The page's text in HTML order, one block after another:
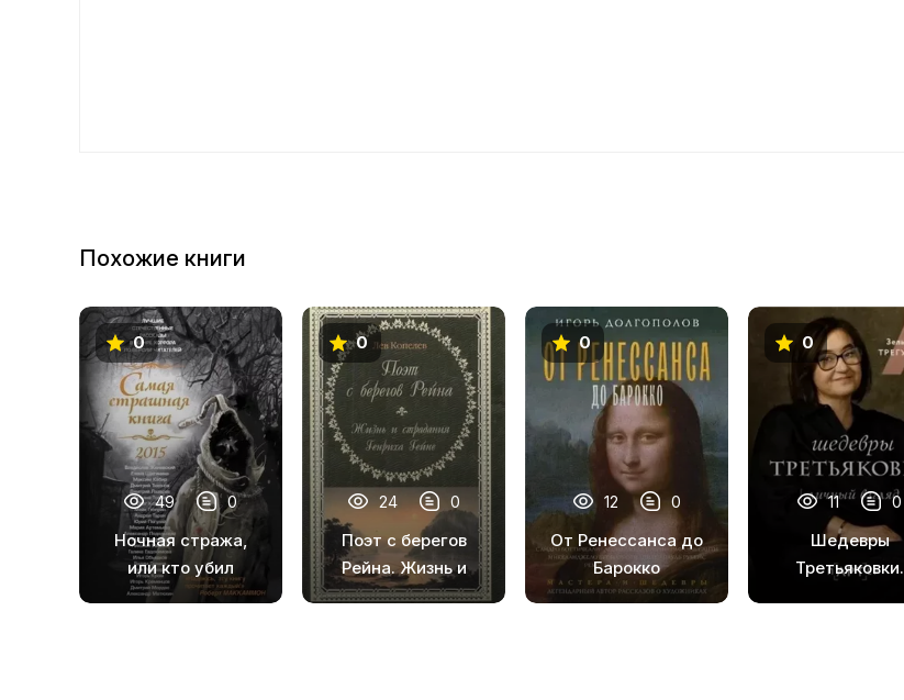
11
12
13
14
15
16
17
18
19
Похожие книги
0
49 0
Ночная стража,
или кто убил
капитана
0
24 0
Поэт с берегов
Рейна. Жизнь и
страдания
0
12 0
От Ренессанса до
Барокко
0
11 0
Шедевры
Третьяковки.